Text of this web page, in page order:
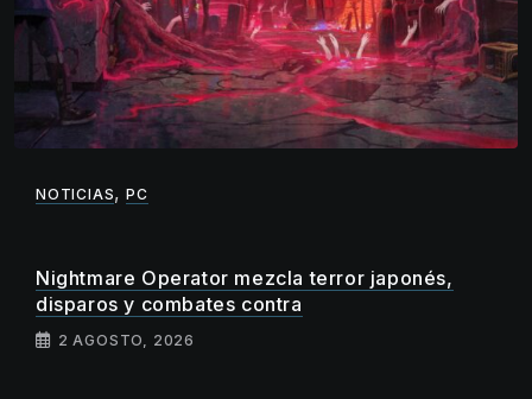
NOTICIAS,PC
Nightmare Operator mezcla terror japonés,
disparos y combates contra
2 AGOSTO, 2026